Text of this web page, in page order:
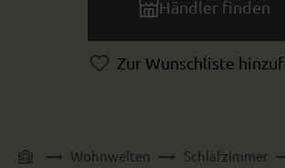
Händler finden
Zur Wunschliste
Wohnwelten
Schlafzimmer